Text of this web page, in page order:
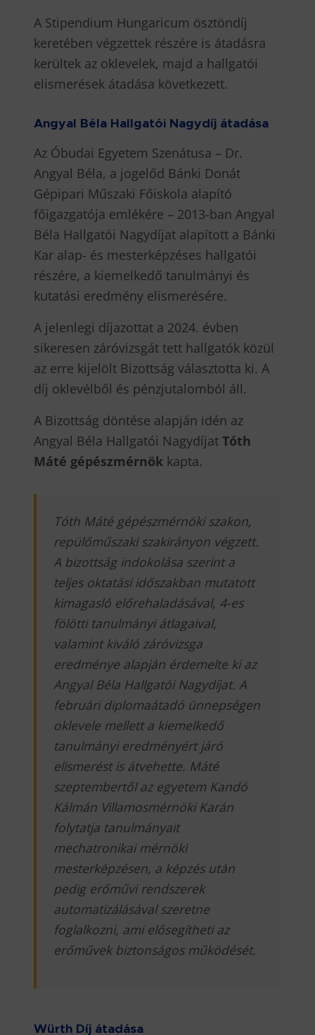
A Stipendium Hungaricum ösztöndíj
keretében végzettek részére is átadásra
kerültek az oklevelek, majd a hallgatói
elismerések átadása következett.
Angyal Béla Hallgatói Nagydíj átadása
Az Óbudai Egyetem Szenátusa – Dr.
Angyal Béla, a jogelőd Bánki Donát
Gépipari Műszaki Főiskola alapító
főigazgatója emlékére – 2013-ban Angyal
Béla Hallgatói Nagydíjat alapított a Bánki
Kar alap- és mesterképzéses hallgatói
részére, a kiemelkedő tanulmányi és
kutatási eredmény elismerésére.
A jelenlegi díjazottat a 2024. évben
sikeresen záróvizsgát tett hallgatók közül
az erre kijelölt Bizottság választotta ki. A
díj oklevélből és pénzjutalomból áll.
A Bizottság döntése alapján idén az
Angyal Béla Hallgatói Nagydíjat Tóth
Máté gépészmérnök kapta.
Tóth Máté gépészmérnöki szakon,
repülőműszaki szakirányon végzett.
A bizottság indokolása szerint a
teljes oktatási időszakban mutatott
kimagasló előrehaladásával, 4-es
fölötti tanulmányi átlagaival,
valamint kiváló záróvizsga
eredménye alapján érdemelte ki az
Angyal Béla Hallgatói Nagydíjat. A
februári diplomaátadó ünnepségen
oklevele mellett a kiemelkedő
tanulmányi eredményért járó
elismerést is átvehette. Máté
szeptembertől az egyetem Kandó
Kálmán Villamosmérnöki Karán
folytatja tanulmányait
mechatronikai mérnöki
mesterképzésen, a képzés után
pedig erőművi rendszerek
automatizálásával szeretne
foglalkozni, ami elősegítheti az
erőművek biztonságos működését.
Würth Díj átadása